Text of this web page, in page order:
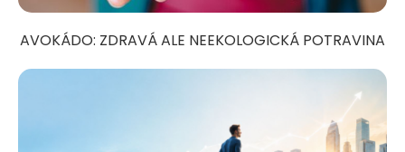
AVOKÁDO: ZDRAVÁ ALE NEEKOLOGICKÁ POTRAVINA